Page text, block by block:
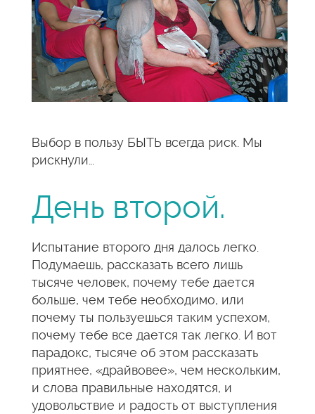
Выбор в пользу БЫТЬ всегда риск. Мы
рискнули…
День второй.
Испытание второго дня далось легко.
Подумаешь, рассказать всего лишь
тысяче человек, почему тебе дается
больше, чем тебе необходимо, или
почему ты пользуешься таким успехом,
почему тебе все дается так легко. И вот
парадокс, тысяче об этом рассказать
приятнее, «драйвовее», чем нескольким,
и слова правильные находятся, и
удовольствие и радость от выступления